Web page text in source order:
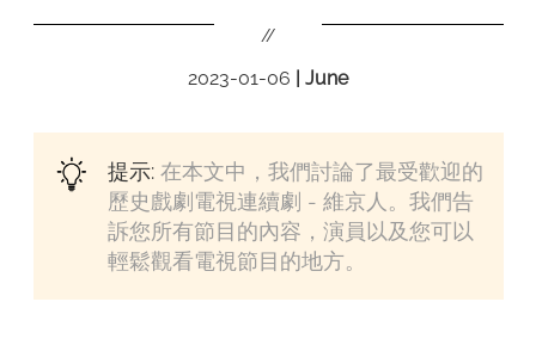
//
2023-01-06 | June
提示:在本文中，我們討論了最受歡迎的
歷史戲劇電視連續劇 - 維京人。我們告
訴您所有節目的內容，演員以及您可以
輕鬆觀看電視節目的地方。